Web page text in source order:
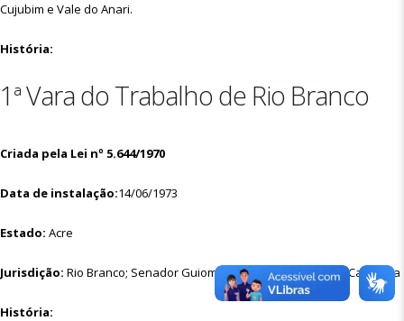
Cujubim e Vale do Anari.
História:
1ª Vara do Trabalho de Rio Branco
Criada pela Lei nº 5.644/1970
Data de instalação:14/06/1973
Estado: Acre
Jurisdição: Rio Branco; Senador Guiomard; Porto Acre; Bujari e Capixaba
História: